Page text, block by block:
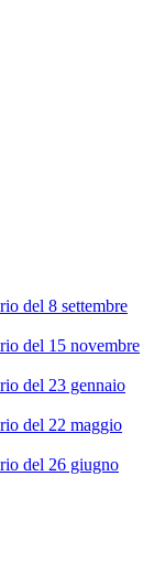
del 8 settembre
del 15 novembre
del 23 gennaio
del 22 maggio
del 26 giugno